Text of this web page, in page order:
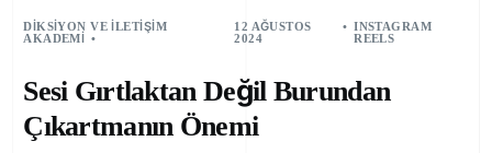
DIKSIYON VE İLETIŞIM
AKADEMI
12 AĞUSTOS
2024
INSTAGRAM
REELS
Sesi Gırtlaktan Değil Burundan
Çıkartmanın Önemi